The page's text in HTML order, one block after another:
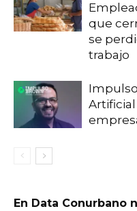
que
se
trabajo
En Data Conurbano